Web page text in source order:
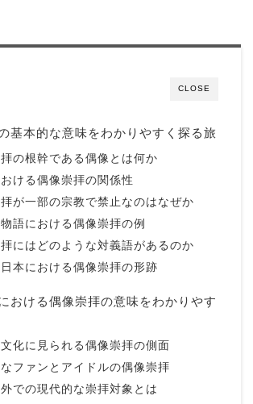
CLOSE
基本的な意味をわかりやすく探る旅
の根幹である偶像とは何か
ける偶像崇拝の関係性
が一部の宗教で禁止なのはなぜか
語における偶像崇拝の例
にはどのような対義語があるのか
本における偶像崇拝の形跡
おける偶像崇拝の意味をわかりやす
化に見られる偶像崇拝の側面
ファンとアイドルの偶像崇拝
での現代的な崇拝対象とは